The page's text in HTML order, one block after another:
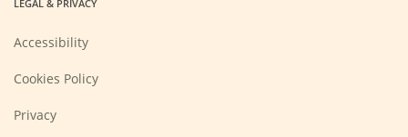
LEGAL & PRIVACY
Accessibility
Cookies Policy
Privacy